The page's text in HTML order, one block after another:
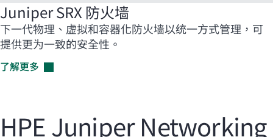
Juniper SRX 防火墙
下一代物理、虚拟和容器化防火墙以统一方式管理，可
提供更为一致的安全性。
了解更多
HPE Juniper Networking